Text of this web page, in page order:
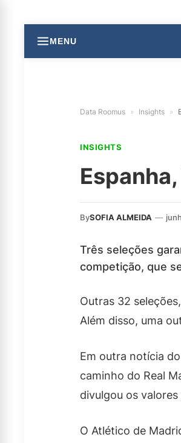
MENU
Data Roomus » Insights »
INSIGHTS
BySOFIA ALMEIDA —
Três seleções
competição, que
Outras 32
Além disso, uma
Em outra notícia
caminho do Real
divulgou os
O Atlético de